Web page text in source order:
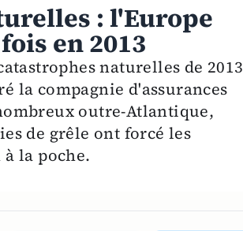
: l'Europe
en 2013
naturelles de 2013
la compagnie d'assurances
outre-Atlantique,
de grêle ont forcé les
la poche.